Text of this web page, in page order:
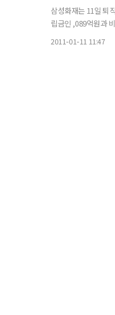
삼성화재는 11일 퇴직연
립금인 ,089억원과 비교했을 때
2011-01-11 11:47